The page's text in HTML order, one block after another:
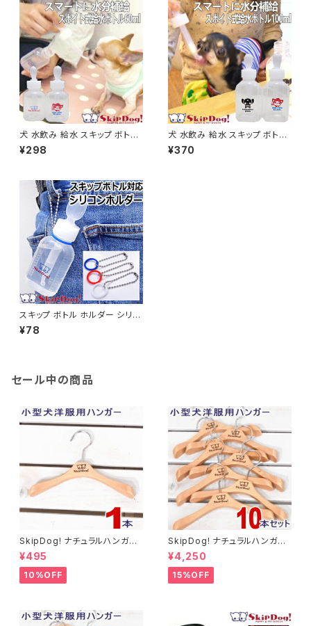
犬 水飲み 給水 スキップ ボトル
60ml ペット チワワ 小型犬 子
犬 給水器 水入れ スポイト こぼ
¥298
犬 水飲み 給水 スキップ ボトル
100ml ペット チワワ 小型犬 子
犬 給水器 水入れ スポイト こぼ
¥370
スキップ ボトル ホルダー シリコ
ンリング チワワ 犬 水 水飲み 水
入れ 散歩 おやつ 水筒 介護 グ
¥78
セール中の商品
SkipDog! ナチュラルハンガー
1本
¥495
10%OFF
SkipDog! ナチュラルハンガー
10本セット
¥4,250
15%OFF